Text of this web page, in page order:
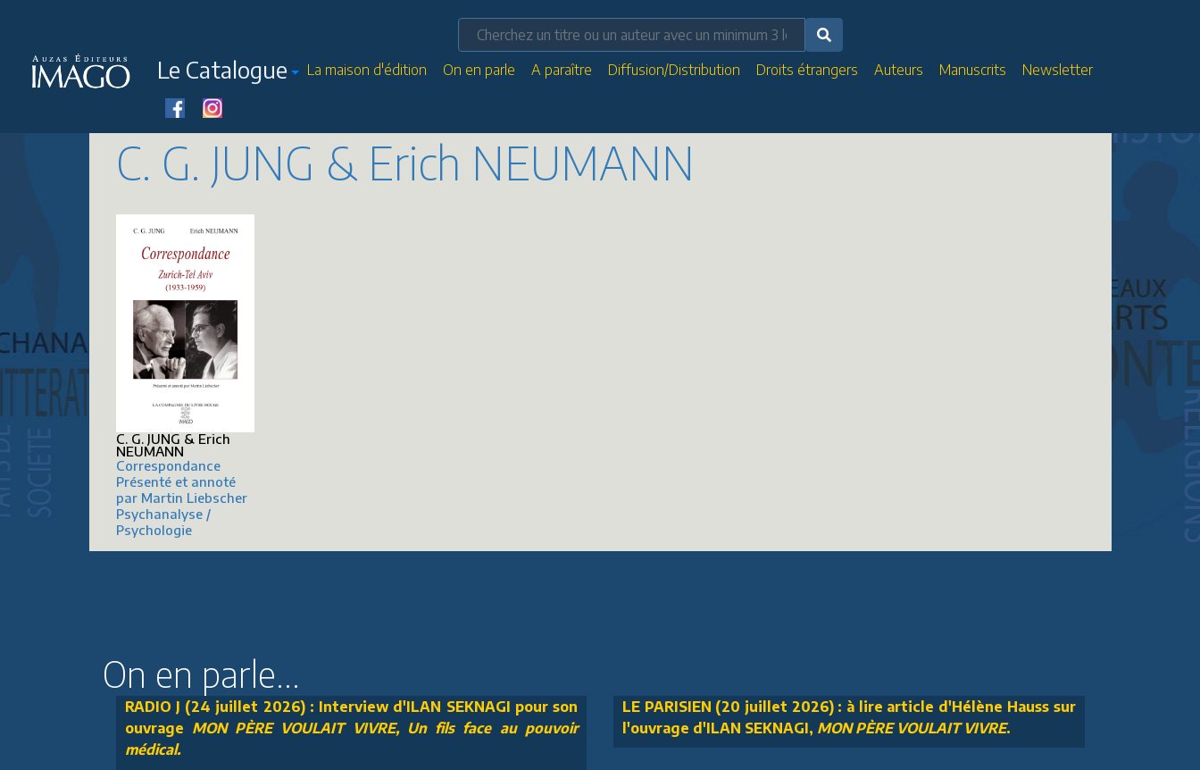
Le Catalogue La maison d'édition On en parle A paraître Diffusion/Distribution Droits étrangers Auteurs Manuscrits Newsletter
C. G. JUNG & Erich NEUMANN
C. G. JUNG & Erich
NEUMANN
Correspondance
Présenté et annoté
par Martin Liebscher
Psychanalyse /
Psychologie
On en parle...
RADIO J (24 juillet 2026) : Interview d'ILAN SEKNAGI pour son
ouvrage MON PÈRE VOULAIT VIVRE, Un fils face au pouvoir
médical.
LE PARISIEN (20 juillet 2026) : à lire article d'Hélène Hauss sur
l'ouvrage d'ILAN SEKNAGI, MON PÈRE VOULAIT VIVRE.